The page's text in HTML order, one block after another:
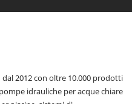
2012 con oltre 10.000 prodotti
idrauliche per acque chiare